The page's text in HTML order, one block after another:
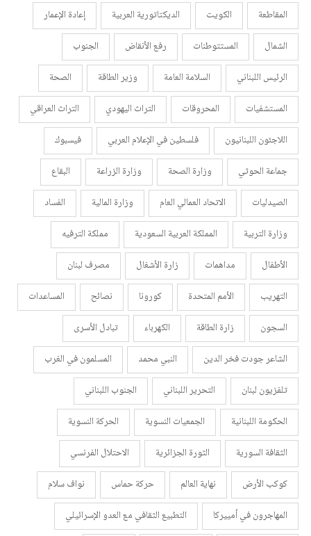
المقاطعة
الكويت الديكتاتورية العربية
إعادة الإعمار
الشمال
المستتوطنات رفع الأنقاض
الجنوب
الرئيس اللبناني
السلامة العامة وزير الطاقة
الصحة
المستشفيات
المحروقات التراث اليهودي
التراث العراقي
اللاجئون اللبنانيون
فلسطين في الإعلام العربي
فيسبوك
جماعة الحوثي
وزارة الصحة وزارة الزراعة
البقاع
الصيدليات
الاتحاد العمالي العام وزارة المالية
الفساد
وزارة التربية
المملكة العربية السعودية
مملكة الترفيه
الأطفال
مداهمات زارة الأشغال
مصرف لبنان
التهريب
الأمم المتحدة كورونا نصائح
المساعدات
السجون
زارة الطاقة الكهرباء
تبادل الأسرى
الشاعر جودت فخر الدين
النبي محمد
المسلمون في الغرب
تلفزيون لبنان
التحرير اللبناني
الجنوب اللبناني
الحكومة اللبنانية
الجمعيات النسوية
الحركة النسوية
الثقافة السورية
الثورة الجزائرية
الاحتلال الفرنسي
كوكب الأرض
نهاية العالم حركة حماس
نواف سلام
المهاجرون في أمييركا
التطبيع الثقافي مع العدو الإسرائيلي